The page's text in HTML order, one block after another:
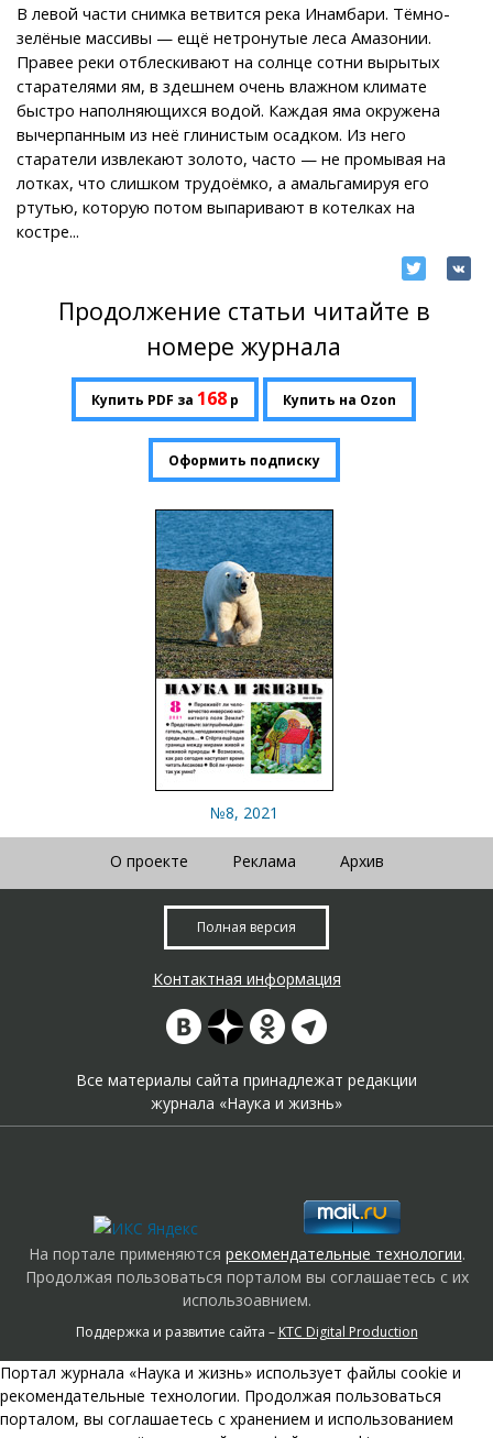
В левой части снимка ветвится река Инамбари. Тёмно-
зелёные массивы — ещё нетронутые леса Амазонии.
Правее реки отблескивают на солнце сотни вырытых
старателями ям, в здешнем очень влажном климате
быстро наполняющихся водой. Каждая яма окружена
вычерпанным из неё глинистым осадком. Из него
старатели извлекают золото, часто — не промывая на
лотках, что слишком трудоёмко, а амальгамируя его
ртутью, которую потом выпаривают в котелках на
костре...
Продолжение статьи читайте в
номере журнала
Купить PDF за 168 р Купить на Ozon
Оформить подписку
№8, 2021
О проекте Реклама Архив
Полная версия
Контактная информация
Все материалы сайта принадлежат редакции
журнала «Наука и жизнь»
На портале применяются рекомендательные технологии.
Продолжая пользоваться порталом вы соглашаетесь с их
использоавнием.
Поддержка и развитие сайта – KTC Digital Production
Портал журнала «Наука и жизнь» использует файлы cookie и
рекомендательные технологии. Продолжая пользоваться
порталом, вы соглашаетесь с хранением и использованием